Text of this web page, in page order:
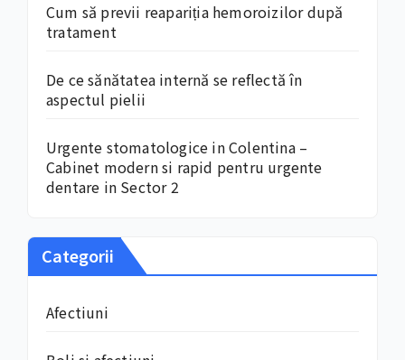
Cum să previi reapariția hemoroizilor după
tratament
De ce sănătatea internă se reflectă în
aspectul pielii
Urgente stomatologice in Colentina –
Cabinet modern si rapid pentru urgente
dentare in Sector 2
Categorii
Afectiuni